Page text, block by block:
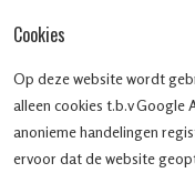
Cookies
Op deze website wordt
alleen cookies t.b.v Google
anonieme handelingen
ervoor dat de website